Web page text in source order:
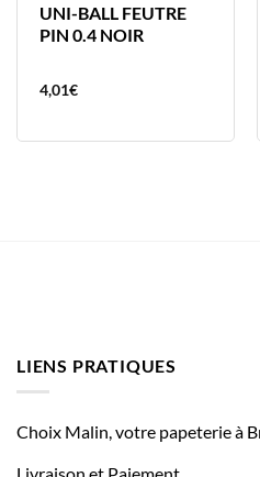
UNI-BALL FEUTRE
PIN 0.4 NOIR
4,01€
LIENS PRATIQUES
Choix Malin, votre papeterie à